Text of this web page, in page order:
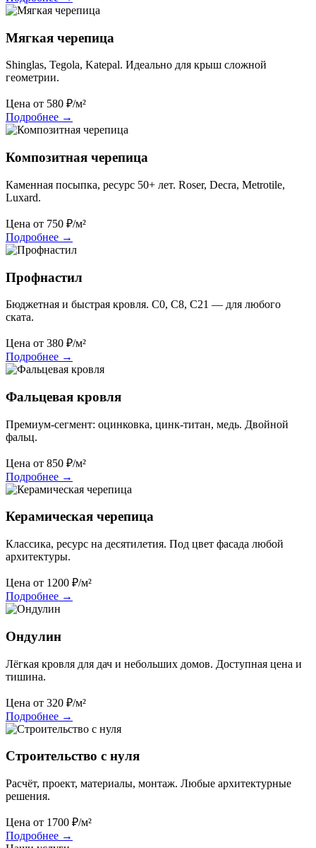
Мягкая черепица
Shinglas, Tegola, Katepal. Идеально для крыш сложной
геометрии.
Цена от 580 ₽/м²
Подробнее →
Композитная черепица
Каменная посыпка, ресурс 50+ лет. Roser, Decra, Metrotile,
Luxard.
Цена от 750 ₽/м²
Подробнее →
Профнастил
Бюджетная и быстрая кровля. С0, С8, С21 — для любого
ската.
Цена от 380 ₽/м²
Подробнее →
Фальцевая кровля
Премиум-сегмент: оцинковка, цинк-титан, медь. Двойной
фальц.
Цена от 850 ₽/м²
Подробнее →
Керамическая черепица
Классика, ресурс на десятилетия. Под цвет фасада любой
архитектуры.
Цена от 1200 ₽/м²
Подробнее →
Ондулин
Лёгкая кровля для дач и небольших домов. Доступная цена и
тишина.
Цена от 320 ₽/м²
Подробнее →
Строительство с нуля
Расчёт, проект, материалы, монтаж. Любые архитектурные
решения.
Цена от 1700 ₽/м²
Подробнее →